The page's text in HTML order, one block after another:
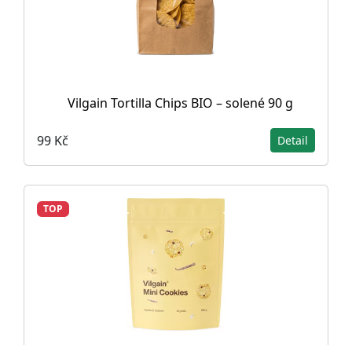
Vilgain Tortilla Chips BIO – solené 90 g
99 Kč Detail
TOP